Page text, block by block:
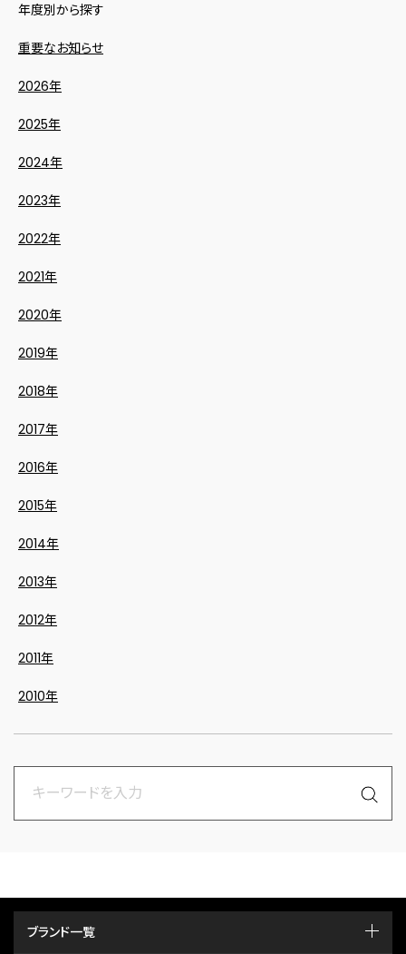
年度別から探す
重要なお知らせ
2026年
2025年
2024年
2023年
2022年
2021年
2020年
2019年
2018年
2017年
2016年
2015年
2014年
2013年
2012年
2011年
2010年
ブランド一覧